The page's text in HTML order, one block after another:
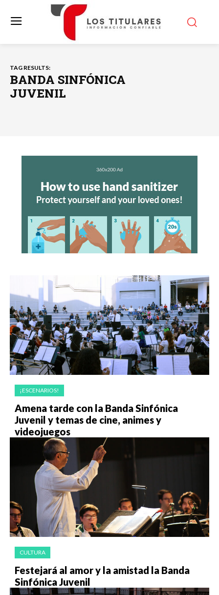
TAG RESULTS:
BANDA SINFÓNICA
JUVENIL
¡ESCENARIOS!
Amena tarde con la Banda Sinfónica
Juvenil y temas de cine, animes y
videojuegos
CULTURA
Festejará al amor y la amistad la Banda
Sinfónica Juvenil